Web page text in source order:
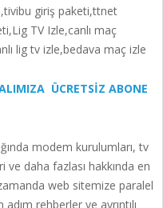
giriş paketi,ttnet
TV Izle,canlı maç
lig tv izle,bedava maç izle
ÜCRETSİZ ABONE
modem kurulumları, tv
daha fazlası hakkında en
web sitemize paralel
rehberler ve ayrıntılı